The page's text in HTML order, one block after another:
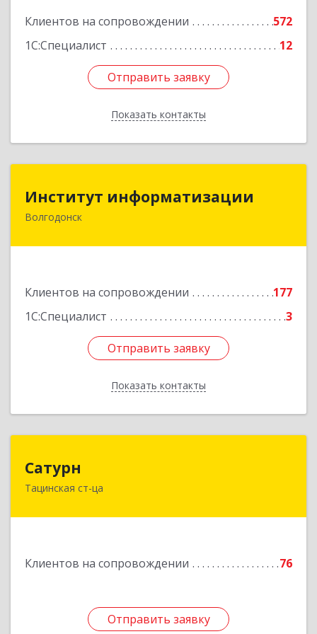
Клиентов на сопровождении
572
1С:Специалист
12
Отправить заявку
Показать контакты
Отправить заявку
Назад
Институт информатизации
Волгодонск
Клиентов на сопровождении
177
1С:Специалист
3
Отправить заявку
Показать контакты
Институт информатизации
347383, Ростовская обл, Волгодонск г, Маршала
Отправить заявку
Назад
Сатурн
Тацинская ст-ца
Клиентов на сопровождении 76
Отправить заявку
347060, Ростовская область, Тацинский район,
Отправить заявку